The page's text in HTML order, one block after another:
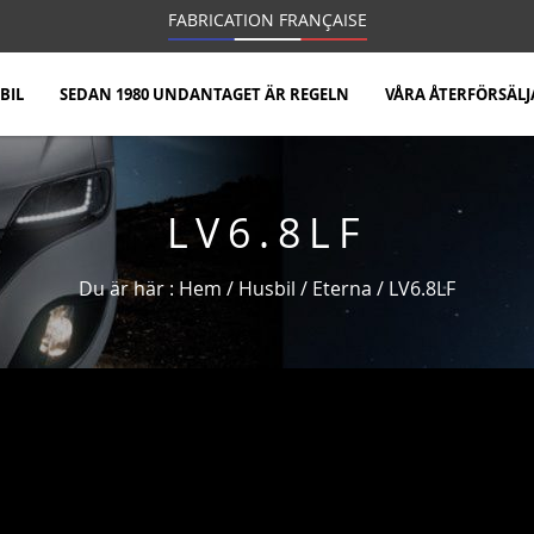
FABRICATION FRANÇAISE
SEDAN 1980 UNDANTAGET ÄR REGELN VÅRA
LV6.8LF
Du är här : Hem / Husbil / Eterna / LV6.8LF